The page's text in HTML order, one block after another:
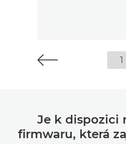
1
Je k dispozici
firmwaru, která